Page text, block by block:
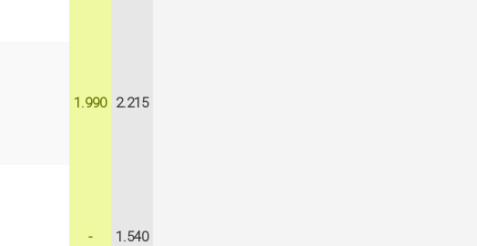
1.990 2.215
- 1.540